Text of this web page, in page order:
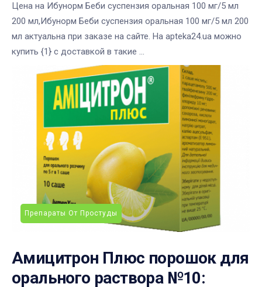
Цена на Ибунорм Беби суспензия оральная 100 мг/5 мл
200 мл,Ибунорм Беби суспензия оральная 100 мг/5 мл 200
мл актуальна при заказе на сайте. На apteka24.ua можно
купить {1} с доставкой в такие ...
Препараты От Простуды
Амицитрон Плюс порошок для
орального раствора №10: